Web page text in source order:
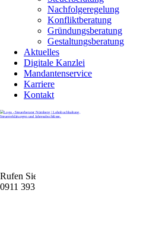
Nachfolgeregelung
Konfliktberatung
Gründungsberatung
Gestaltungsberatung
Aktuelles
Digitale Kanzlei
Mandantenservice
Karriere
Kontakt
Rufen Sie uns gerne an
0911 39372790